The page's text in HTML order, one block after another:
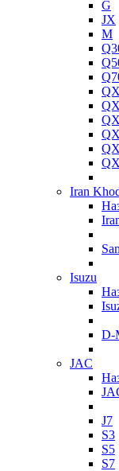
G
JX
M
Iran
Isuzu
D-
JAC
J7
S3
S5
S7